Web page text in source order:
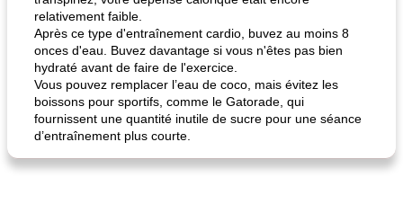
fiesta tostadas le méga's jopp joes
relativement faible.
Après ce type d'entraînement cardio, buvez au moins 8
onces d'eau. Buvez davantage si vous n'êtes pas bien
hydraté avant de faire de l'exercice.
Vous pouvez remplacer l’eau de coco, mais évitez les
boissons pour sportifs, comme le Gatorade, qui
fournissent une quantité inutile de sucre pour une séance
d’entraînement plus courte.